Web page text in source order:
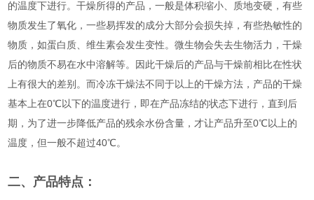
的温度下进行。干燥所得的产品，一般是体积缩小、质地变硬，有些
物质发生了氧化，一些易挥发的成分大部分会损失掉，有些热敏性的
物质，如蛋白质、维生素会发生变性。微生物会失去生物活力，干燥
后的物质不易在水中溶解等。因此干燥后的产品与干燥前相比在性状
上有很大的差别。而冷冻干燥法不同于以上的干燥方法，产品的干燥
基本上在0℃以下的温度进行，即在产品冻结的状态下进行，直到后
期，为了进一步降低产品的残余水份含量，才让产品升至0℃以上的
温度，但一般不超过40℃。
二、产品特点：